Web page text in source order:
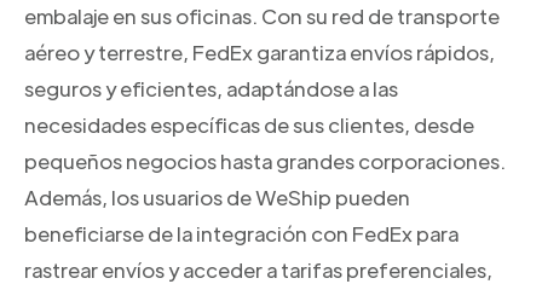
embalaje en sus oficinas. Con su red de transporte
aéreo y terrestre, FedEx garantiza envíos rápidos,
seguros y eficientes, adaptándose a las
necesidades específicas de sus clientes, desde
pequeños negocios hasta grandes corporaciones.
Además, los usuarios de WeShip pueden
beneficiarse de la integración con FedEx para
rastrear envíos y acceder a tarifas preferenciales,